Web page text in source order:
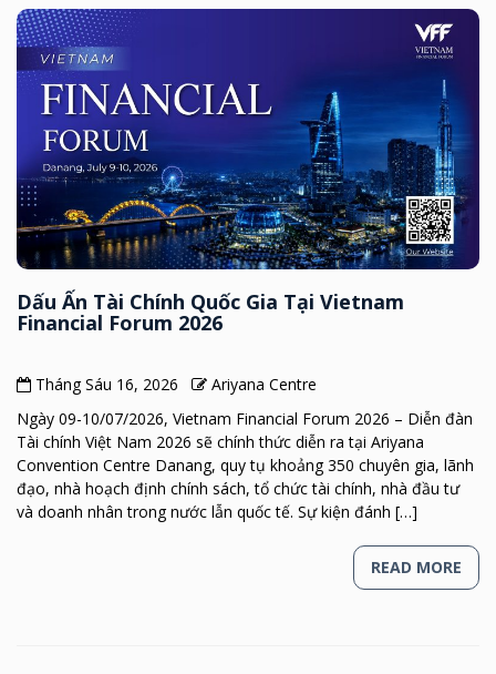
Dấu Ấn Tài Chính Quốc Gia Tại Vietnam
Financial Forum 2026
Tháng Sáu 16, 2026
Ariyana Centre
Ngày 09-10/07/2026, Vietnam Financial Forum 2026 – Diễn đàn
Tài chính Việt Nam 2026 sẽ chính thức diễn ra tại Ariyana
Convention Centre Danang, quy tụ khoảng 350 chuyên gia, lãnh
đạo, nhà hoạch định chính sách, tổ chức tài chính, nhà đầu tư
và doanh nhân trong nước lẫn quốc tế. Sự kiện đánh […]
READ MORE